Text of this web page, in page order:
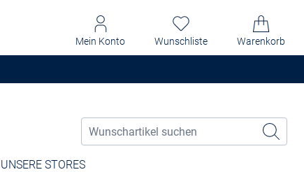
Mein Konto Wunschliste Warenkorb
UNSERE STORES